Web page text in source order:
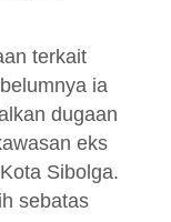
terkait
ia
dugaan
eks
Sibolga.
sebatas